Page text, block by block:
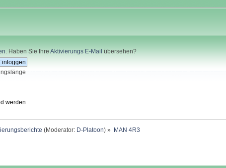
. Haben Sie Ihre Aktivierungs E-Mail übersehen?
werden
(Moderator: D-Platoon) » MAN 4R3